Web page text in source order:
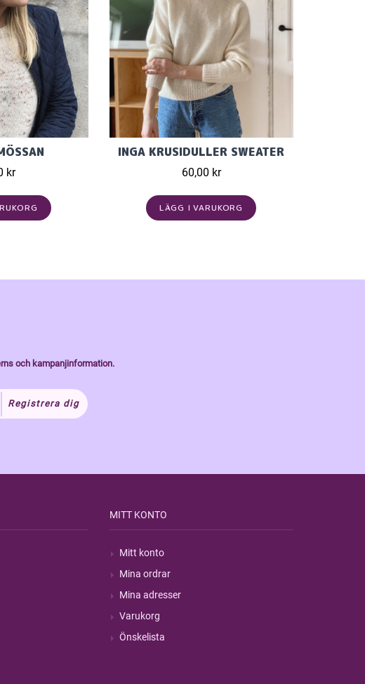
kr
INGA KRUSIDULLER SWEATER
60,00 kr
LÄGG I VARUKORG
och kampanjinformation.
Registrera dig
MITT KONTO
Mitt konto
Mina ordrar
Mina adresser
Varukorg
Önskelista